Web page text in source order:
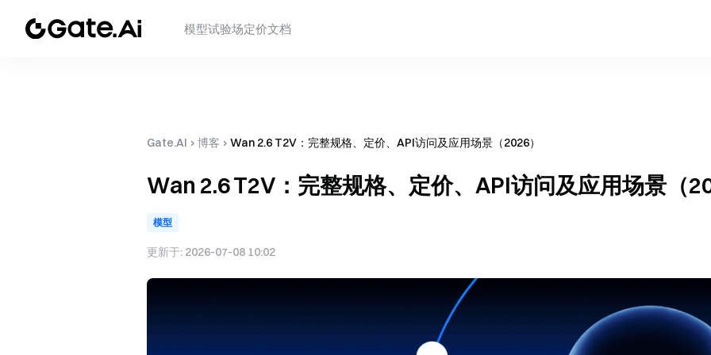
模型试验场定价文档
Gate.AI › 博客 › Wan 2.6 T2V：完整规格、定价、API访问及应用场景（2026）
Wan 2.6 T2V：完整规格、定价、API访问及应用场景（
模型
更新于: 2026-07-08 10:02